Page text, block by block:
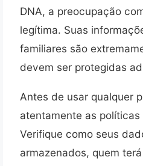
DNA, a preocupação
legítima. Suas
familiares são
devem ser protegidas
Antes de usar qualquer
atentamente as
Verifique como seus
armazenados, quem